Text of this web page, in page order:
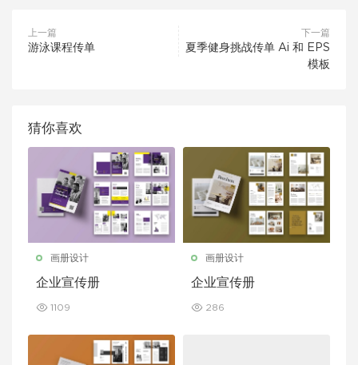
上一篇
游泳课程传单
下一篇
夏季健身挑战传单 Ai 和 EPS
模板
猜你喜欢
画册设计
企业宣传册
1109
画册设计
企业宣传册
286